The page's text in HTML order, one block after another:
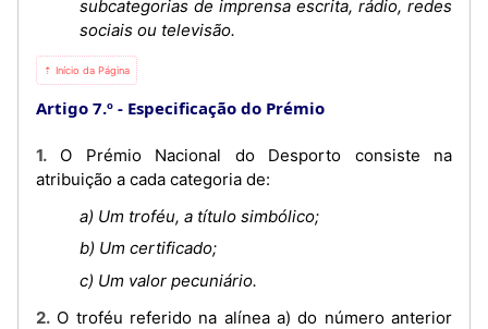
subcategorias de imprensa escrita, rádio, redes
sociais ou televisão.
⇡ Início da Página
Artigo 7.º Especificação do Prémio
1. O Prémio Nacional do Desporto consiste na
atribuição a cada categoria de:
a) Um troféu, a título simbólico;
b) Um certificado;
c) Um valor pecuniário.
2. O troféu referido na alínea a) do número anterior